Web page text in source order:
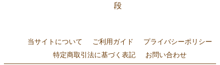
段
当サイトについて ご利用ガイド
プライバシーポリシー
特定商取引法に基づく表記
お問い合わせ